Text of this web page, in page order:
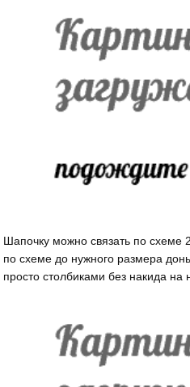
Шапочку можно связать по схеме
по схеме до нужного размера
просто столбиками без накида